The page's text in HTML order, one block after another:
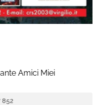
Amici Miei
852